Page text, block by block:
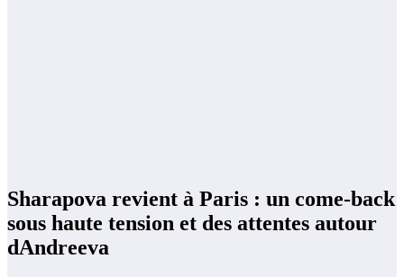
Sharapova revient à Paris : un come-back
sous haute tension et des attentes autour
dAndreeva